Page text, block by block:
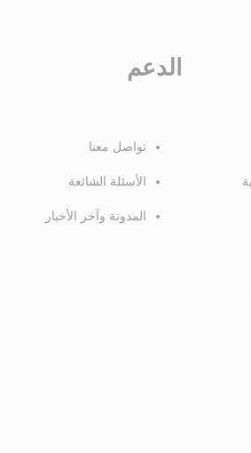
الدعم
تواصل معنا
الأسئلة الشائعة
المدونة وآخر الأخبار